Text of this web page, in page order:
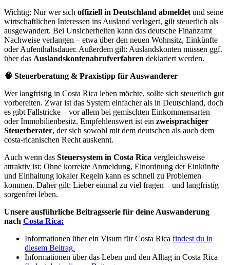
Wichtig: Nur wer sich offiziell in Deutschland abmeldet und seine
wirtschaftlichen Interessen ins Ausland verlagert, gilt steuerlich als
ausgewandert. Bei Unsicherheiten kann das deutsche Finanzamt
Nachweise verlangen – etwa über den neuen Wohnsitz, Einkünfte
oder Aufenthaltsdauer. Außerdem gilt: Auslandskonten müssen ggf.
über das Auslandskontenabrufverfahren deklariert werden.
🧠 Steuerberatung & Praxistipp für Auswanderer
Wer langfristig in Costa Rica leben möchte, sollte sich steuerlich gut
vorbereiten. Zwar ist das System einfacher als in Deutschland, doch
es gibt Fallstricke – vor allem bei gemischten Einkommensarten
oder Immobilienbesitz. Empfehlenswert ist ein zweisprachiger
Steuerberater, der sich sowohl mit dem deutschen als auch dem
costa-ricanischen Recht auskennt.
Auch wenn das Steuersystem in Costa Rica vergleichsweise
attraktiv ist: Ohne korrekte Anmeldung, Einordnung der Einkünfte
und Einhaltung lokaler Regeln kann es schnell zu Problemen
kommen. Daher gilt: Lieber einmal zu viel fragen – und langfristig
sorgenfrei leben.
Unsere ausführliche Beitragsserie für deine Auswanderung
nach Costa Rica:
Informationen über ein Visum für Costa Rica findest du in
diesem Beitrag.
Informationen über das Leben und den Alltag in Costa Rica